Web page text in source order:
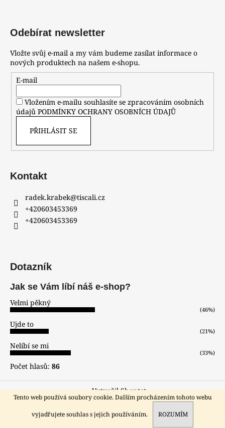
Tento web používá soubory cookie. Dalším procházením tohoto webu
vyjadřujete souhlas s jejich používáním.
ROZUMÍM
Sleva pro registrované zákazníky!!!
Odebírat newsletter
Vložte svůj e-mail a my vám budeme zasílat informace o
nových produktech na našem e-shopu.
E-mail
Vložením e-mailu souhlasíte se zpracováním osobních
údajů PODMÍNKY OCHRANY OSOBNÍCH ÚDAJŮ
PŘIHLÁSIT SE
Kontakt
radek.krabek@tiscali.cz
+420603453369
+420603453369
Dotazník
Jak se Vám líbí náš e-shop?
Velmi pěkný
(46%)
Ujde to
(21%)
Nelíbí se mi
(33%)
Počet hlasů: 86
Vytvořil Shoptet